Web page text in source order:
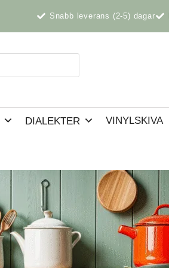
Snabb leverans (2-5) dagar
DIALEKTER VINYLSKIVA